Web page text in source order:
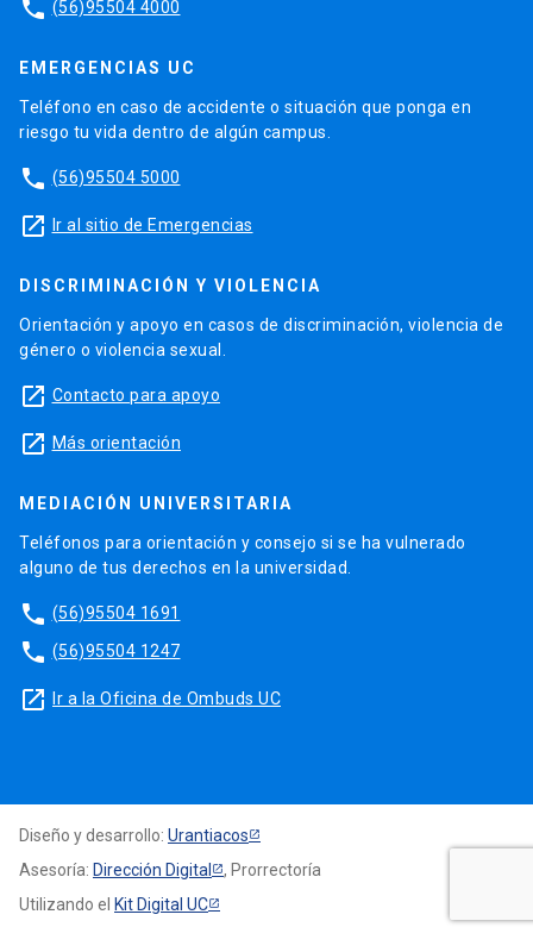
phone (56)95504 4000
EMERGENCIAS UC
Teléfono en caso de accidente o situación que ponga en
riesgo tu vida dentro de algún campus.
phone (56)95504 5000
launch Ir al sitio de Emergencias
DISCRIMINACIÓN Y VIOLENCIA
Orientación y apoyo en casos de discriminación, violencia de
género o violencia sexual.
launch Contacto para apoyo
launch Más orientación
MEDIACIÓN UNIVERSITARIA
Teléfonos para orientación y consejo si se ha vulnerado
alguno de tus derechos en la universidad.
phone (56)95504 1691
phone (56)95504 1247
launch Ir a la Oficina de Ombuds UC
Diseño y desarrollo: Urantiacos
Asesoría: Dirección Digital
, Prorrectoría
Utilizando el Kit Digital UC